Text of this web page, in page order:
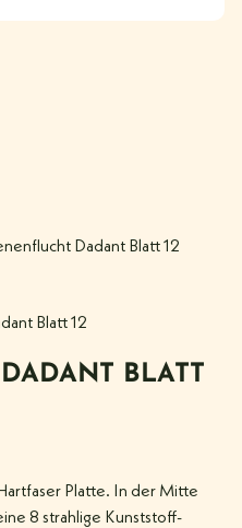
Dadant Blatt 12
Blatt 12
BLATT
Platte. In der Mitte
8 strahlige Kunststoff-